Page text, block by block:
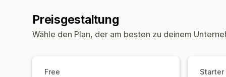
Preisgestaltung
Wähle den Plan, der am besten zu deinem
Free Starter